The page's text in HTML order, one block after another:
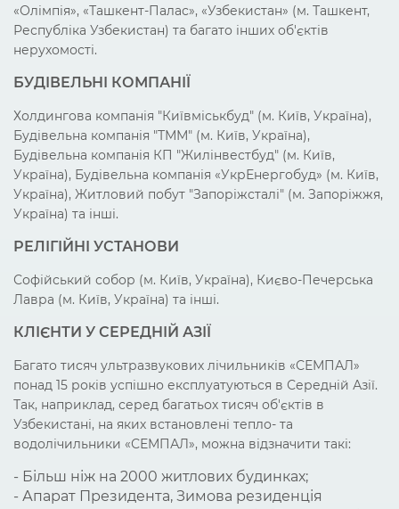
«Олімпія», «Ташкент-Палас», «Узбекистан» (м. Ташкент,
Республіка Узбекистан) та багато інших об'єктів
нерухомості.
БУДІВЕЛЬНІ КОМПАНІЇ
Холдингова компанія "Київміськбуд" (м. Київ, Україна),
Будівельна компанія "ТММ" (м. Київ, Україна),
Будівельна компанія КП "Жилінвестбуд" (м. Київ,
Україна), Будівельна компанія «УкрЕнергобуд» (м. Київ,
Україна), Житловий побут "Запоріжсталі" (м. Запоріжжя,
Україна) та інші.
РЕЛІГІЙНІ УСТАНОВИ
Софійський собор (м. Київ, Україна), Києво-Печерська
Лавра (м. Київ, Україна) та інші.
КЛІЄНТИ У СЕРЕДНІЙ АЗІЇ
Багато тисяч ультразвукових лічильників «СЕМПАЛ»
понад 15 років успішно експлуатуються в Середній Азії.
Так, наприклад, серед багатьох тисяч об'єктів в
Узбекистані, на яких встановлені тепло- та
водолічильники «СЕМПАЛ», можна відзначити такі:
- Більш ніж на 2000 житлових будинках;
- Апарат Президента, Зимова резиденція